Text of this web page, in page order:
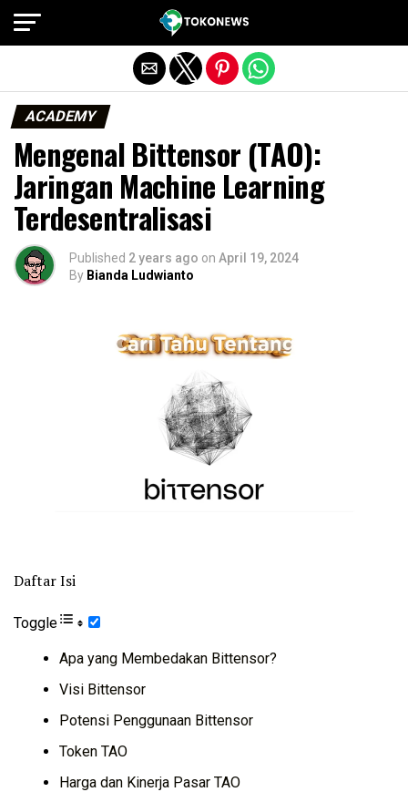
ACADEMY
Mengenal Bittensor (TAO):
Jaringan Machine Learning
Terdesentralisasi
Published 2 years ago on April 19, 2024
By Bianda Ludwianto
Daftar Isi
Toggle
Apa yang Membedakan Bittensor?
Visi Bittensor
Potensi Penggunaan Bittensor
Token TAO
Harga dan Kinerja Pasar TAO
Exit mobile version